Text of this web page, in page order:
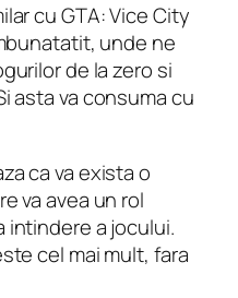
cu GTA: Vice City
unde ne
de la zero si
asta va consuma cu
ca va exista o
va avea un rol
a jocului.
cel mai mult, fara